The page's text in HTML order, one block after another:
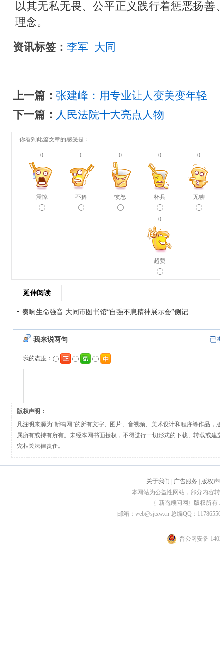
以其无私无畏、公平正义践行着惩恶扬善
理念。
资讯标签： 李军 大同
上一篇： 张建峰：用专业让人变美变年轻
下一篇： 人民法院十大亮点人物
你看到此篇文章的感受是：
0
震惊
0
不解
0
愤怒
0
杯具
0
无聊
0
超赞
延伸阅读
奏响生命强音 大同市图书馆“自强不息精神展示会”侧记
版权声明：
凡注明来源为“新鸣网”的所有文字、图片、音视频、美术设计和程序等作品，
属所有或持有所有。未经本网书面授权，不得进行一切形式的下载、转载或
究相关法律责任。
关于我们 广告服务
版权
本网站为公益性网站，部分内容
〖新鸣顾问网〗版权所
邮箱：web@sjtxw.cn 总编QQ：
晋公网安备